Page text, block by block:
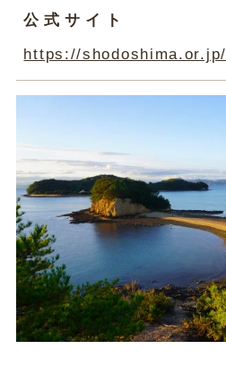
公式サイト
https://shodoshima.or.jp/